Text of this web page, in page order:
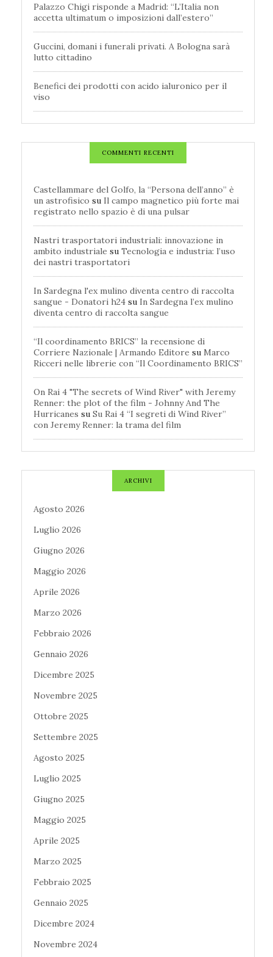
Palazzo Chigi risponde a Madrid: “L’Italia non
accetta ultimatum o imposizioni dall’estero”
Guccini, domani i funerali privati. A Bologna sarà
lutto cittadino
Benefici dei prodotti con acido ialuronico per il
viso
COMMENTI RECENTI
Castellammare del Golfo, la “Persona dell’anno” è
un astrofisico su Il campo magnetico più forte mai
registrato nello spazio è di una pulsar
Nastri trasportatori industriali: innovazione in
ambito industriale su Tecnologia e industria: l’uso
dei nastri trasportatori
In Sardegna l'ex mulino diventa centro di raccolta
sangue - Donatori h24 su In Sardegna l’ex mulino
diventa centro di raccolta sangue
“Il coordinamento BRICS” la recensione di
Corriere Nazionale | Armando Editore su Marco
Ricceri nelle librerie con “Il Coordinamento BRICS”
On Rai 4 "The secrets of Wind River" with Jeremy
Renner: the plot of the film - Johnny And The
Hurricanes su Su Rai 4 “I segreti di Wind River”
con Jeremy Renner: la trama del film
ARCHIVI
Agosto 2026
Luglio 2026
Giugno 2026
Maggio 2026
Aprile 2026
Marzo 2026
Febbraio 2026
Gennaio 2026
Dicembre 2025
Novembre 2025
Ottobre 2025
Settembre 2025
Agosto 2025
Luglio 2025
Giugno 2025
Maggio 2025
Aprile 2025
Marzo 2025
Febbraio 2025
Gennaio 2025
Dicembre 2024
Novembre 2024